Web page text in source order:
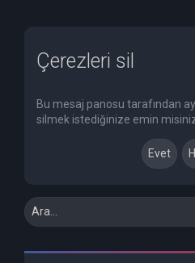
Çerezleri sil
Bu mesaj panosu tarafından
silmek istediğinize emin